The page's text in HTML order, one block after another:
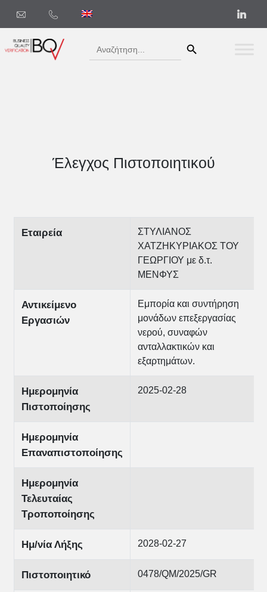
Search
for:
Έλεγχος Πιστοποιητικού
Εταιρεία
ΣΤΥΛΙΑΝΟΣ
ΧΑΤΖΗΚΥΡΙΑΚΟΣ ΤΟΥ
ΓΕΩΡΓΙΟΥ με δ.τ.
ΜΕΝΦΥΣ
Αντικείμενο
Εργασιών
Εμπορία και συντήρηση
μονάδων επεξεργασίας
νερού, συναφών
ανταλλακτικών και
εξαρτημάτων.
Ημερομηνία
Πιστοποίησης
2025-02-28
Ημερομηνία
Επαναπιστοποίησης
Ημερομηνία
Τελευταίας
Τροποποίησης
Ημ/νία Λήξης 2028-02-27
Πιστοποιητικό 0478/QM/2025/GR